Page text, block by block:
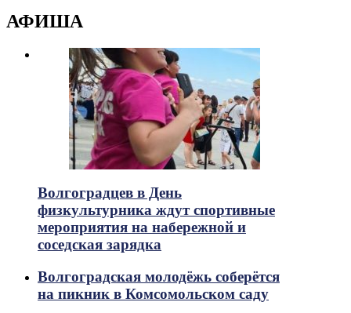
АФИША
Волгоградцев в День
физкультурника ждут спортивные
мероприятия на набережной и
соседская зарядка
Волгоградская молодёжь соберётся
на пикник в Комсомольском саду